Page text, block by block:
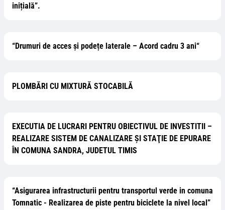
inițială”.
“Drumuri de acces și podețe laterale – Acord cadru 3 ani“
PLOMBĂRI CU MIXTURĂ STOCABILĂ
EXECUTIA DE LUCRARI PENTRU OBIECTIVUL DE INVESTITII –
REALIZARE SISTEM DE CANALIZARE ȘI STAŢIE DE EPURARE
ÎN COMUNA SANDRA, JUDETUL TIMIS
“Asigurarea infrastructurii pentru transportul verde in comuna
Tomnatic - Realizarea de piste pentru biciclete la nivel local”